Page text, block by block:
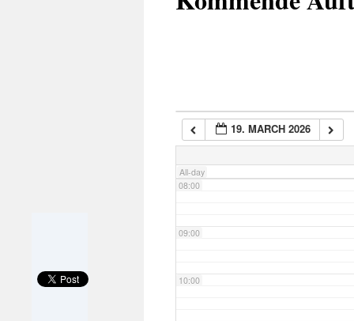
19. MARCH 2026
All-day
07:00
08:00
09:00
10:00